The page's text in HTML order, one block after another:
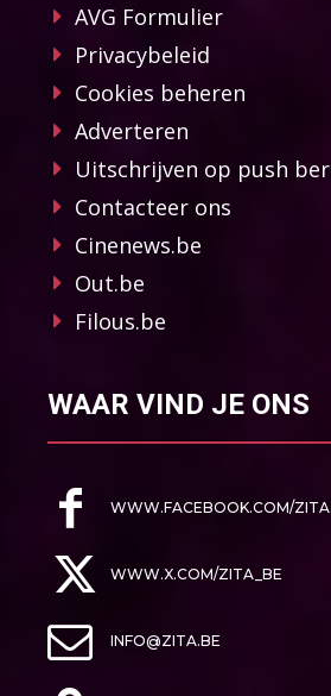
AVG Formulier
Privacybeleid
Cookies beheren
Adverteren
Uitschrijven op push
Contacteer ons
Cinenews.be
Out.be
Filous.be
WAAR VIND JE ONS
WWW.FACEBOOK.COM/
WWW.X.COM/ZITA_BE
INFO@ZITA.BE